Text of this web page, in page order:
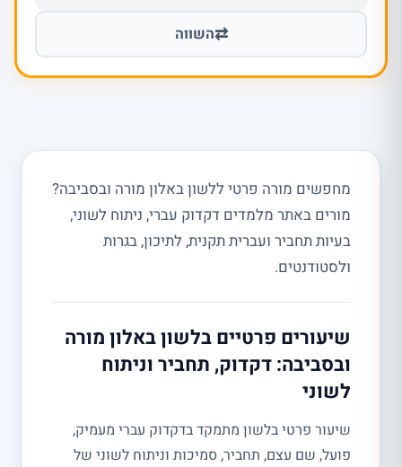
⇄השווה
מחפשים מורה פרטי ללשון באלון מורה ובסביבה?
מורים באתר מלמדים דקדוק עברי, ניתוח לשוני,
בעיות תחביר ועברית תקנית, לתיכון, בגרות
ולסטודנטים.
שיעורים פרטיים בלשון באלון מורה
ובסביבה: דקדוק, תחביר וניתוח
לשוני
שיעור פרטי בלשון מתמקד בדקדוק עברי מעמיק,
פועל, שם עצם, תחביר, סמיכות וניתוח לשוני של